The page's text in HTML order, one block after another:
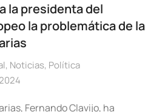
la presidenta del
la problemática de la
, Noticias, Política
Fernando Clavijo, ha